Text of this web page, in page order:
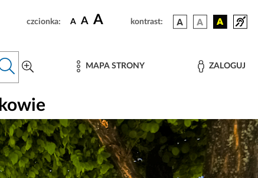
czcionka: A A A kontrast:
MAPA STRONY ZALOGUJ